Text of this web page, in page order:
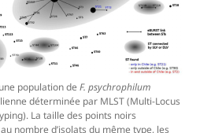
population de F. psychrophilum
déterminée par MLST (Multi-Locus
La taille des points noirs
nombre d’isolats du même type, les